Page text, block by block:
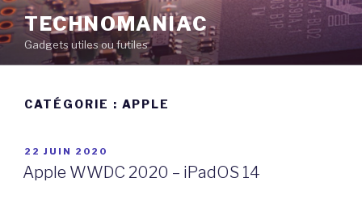
Aller
au
contenu
principal
TECHNOMANIAC
Gadgets utiles ou futiles
CATÉGORIE : APPLE
PUBLIÉ
LE
22 JUIN 2020
Apple WWDC 2020 – iPadOS 14